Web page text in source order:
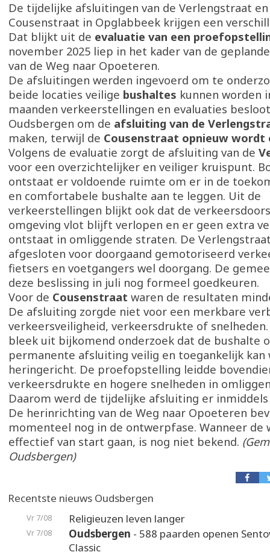
De tijdelijke afsluitingen van de Verlengstraat
Cousenstraat in Opglabbeek krijgen een
Dat blijkt uit de evaluatie van een
november 2025 liep in het kader van de
van de Weg naar Opoeteren.
De afsluitingen werden ingevoerd om te
beide locaties veilige bushaltes kunnen worden
maanden verkeerstellingen en evaluaties
Oudsbergen om de afsluiting van de
maken, terwijl de Cousenstraat opnieuw wordt
Volgens de evaluatie zorgt de afsluiting van de
voor een overzichtelijker en veiliger kruispunt.
ontstaat er voldoende ruimte om er in de
en comfortabele bushalte aan te leggen. Uit de
verkeerstellingen blijkt ook dat de
omgeving vlot blijft verlopen en er geen extra
ontstaat in omliggende straten. De
afgesloten voor doorgaand gemotoriseerd
fietsers en voetgangers wel doorgang. De
deze beslissing in juli nog formeel goedkeuren.
Voor de Cousenstraat waren de resultaten
De afsluiting zorgde niet voor een merkbare
verkeersveiligheid, verkeersdrukte of
bleek uit bijkomend onderzoek dat de bushalte
permanente afsluiting veilig en toegankelijk kan
heringericht. De proefopstelling leidde
verkeersdrukte en hogere snelheden in
Daarom werd de tijdelijke afsluiting er
De herinrichting van de Weg naar Opoeteren
momenteel nog in de ontwerpfase. Wanneer de
effectief van start gaan, is nog niet bekend.
Oudsbergen)
Recentste nieuws Oudsbergen
Vr 7/08 Religieuzen leven langer
Vr 7/08 Oudsbergen - 588 paarden openen
Classic